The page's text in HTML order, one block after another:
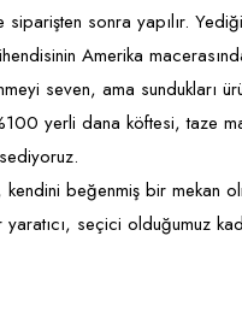
sonra yapılır.
Amerika
seven, ama sundukları
yerli dana köftesi, taze
beğenmiş bir mekan
seçici olduğumuz